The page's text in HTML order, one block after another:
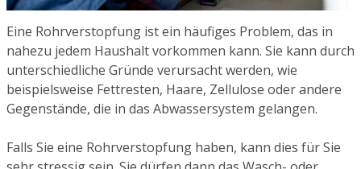
Eine Rohrverstopfung ist ein häufiges Problem, das in
nahezu jedem Haushalt vorkommen kann. Sie kann durch
unterschiedliche Gründe verursacht werden, wie
beispielsweise Fettresten, Haare, Zellulose oder andere
Gegenstände, die in das Abwassersystem gelangen.
Falls Sie eine Rohrverstopfung haben, kann dies für Sie